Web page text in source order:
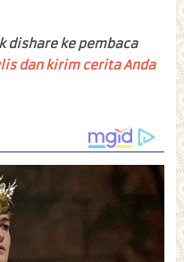
dishare ke pembaca
dan kirim cerita Anda